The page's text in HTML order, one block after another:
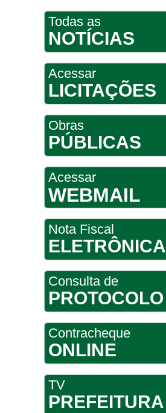
Todas as
NOTÍCIAS
Acessar
LICITAÇÕES
Obras
PÚBLICAS
Acessar
WEBMAIL
Nota Fiscal
ELETRÔNICA
Consulta de
PROTOCOLO
Contracheque
ONLINE
TV
PREFEITURA